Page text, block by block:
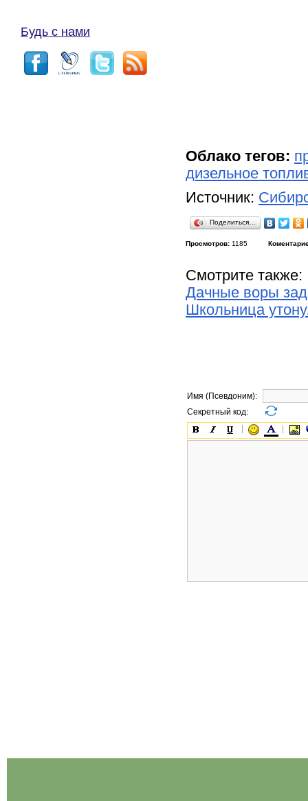
Будь с нами
Облако тегов:
дизельное
Источник:
Поделиться…
Просмотров: 1185
Смотрите также:
Дачные воры
Школьница
Имя (Псевдоним):
Секретный код: